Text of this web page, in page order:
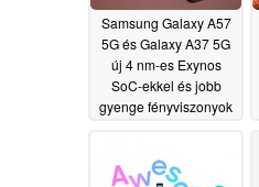
Samsung Galaxy A57
5G és Galaxy A37 5G
új 4 nm-es Exynos
SoC-ekkel és jobb
gyenge fényviszonyok
03/25/2026